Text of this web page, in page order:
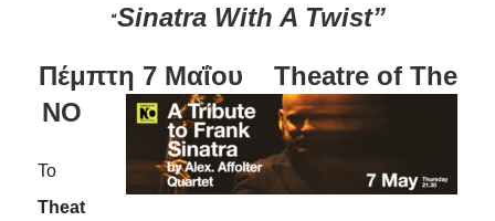
“Sinatra With A Twist”
Πέμπτη 7 Μαΐου Theatre of The
NO
Το
Theat